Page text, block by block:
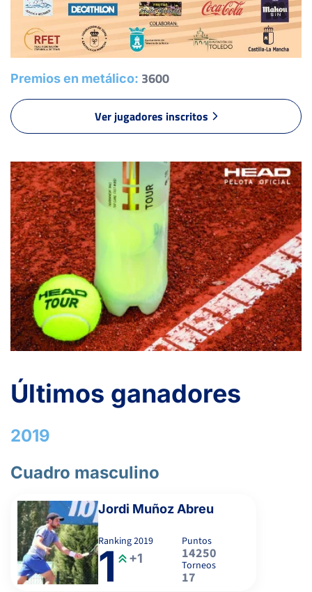
-
SORIA DEL PINO, A.
- ---
-
LEDESMA PINEDA, D.
MUÑOZ ABREU, J.
PRADA LORENZO, S.
-
Premios en metálico: 3600
Ver jugadores inscritos
Últimos ganadores
2019
Cuadro masculino
Jordi Muñoz Abreu
Ranking2019
1 +1
Puntos
14250
Torneos
17